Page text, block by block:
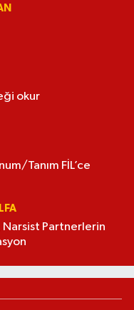
okur
Tanım FİL’ce
Narsist Partnerlerin